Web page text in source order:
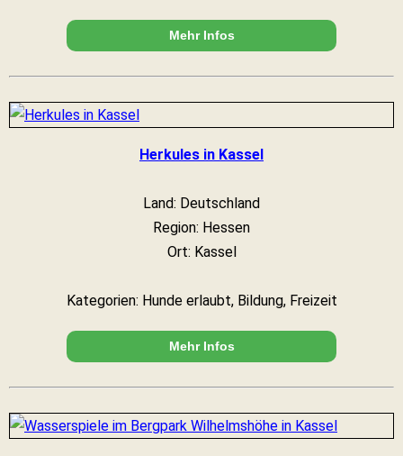
Mehr Infos
Herkules in Kassel
Land: Deutschland
Region: Hessen
Ort: Kassel
Kategorien: Hunde erlaubt, Bildung, Freizeit
Mehr Infos